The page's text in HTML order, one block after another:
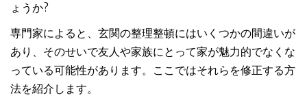
ょうか?
専門家によると、玄関の整理整頓にはいくつかの間違いが
あり、そのせいで友人や家族にとって家が魅力的でなくな
っている可能性があります。ここではそれらを修正する方
法を紹介します。